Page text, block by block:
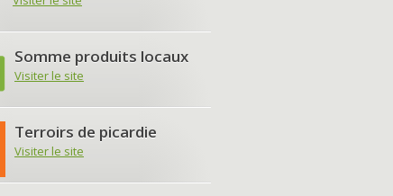
Somme produits locaux
Visiter le site
Terroirs de picardie
Visiter le site